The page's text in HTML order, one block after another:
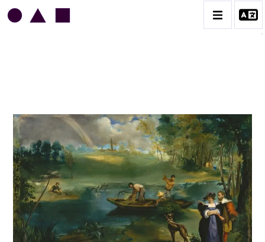
BIOGRAPHIE
CATALOGUE DES OEUVRES
CONTACT